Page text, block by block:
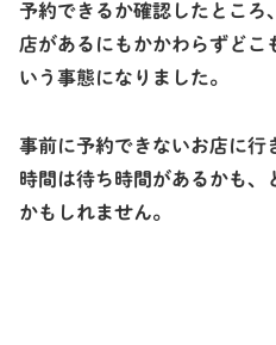
予約できるか確認したところ
店があるにもかかわらずどこ
いう事態になりました。
事前に予約できないお店に行
時間は待ち時間があるかも、
かもしれません。